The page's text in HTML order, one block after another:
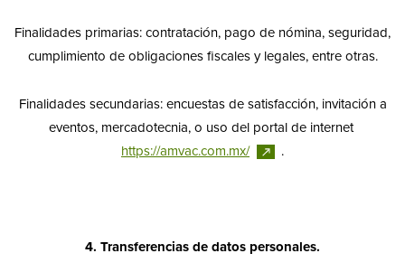
Finalidades primarias: contratación, pago de nómina, seguridad,
cumplimiento de obligaciones fiscales y legales, entre otras.
Finalidades secundarias: encuestas de satisfacción, invitación a
eventos, mercadotecnia, o uso del portal de internet
https://amvac.com.mx/
.
4. Transferencias de datos personales.